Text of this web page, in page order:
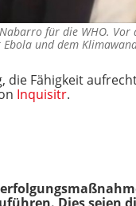
für die WHO. Vor
und dem
die Fähigkeit
Inquisitr.